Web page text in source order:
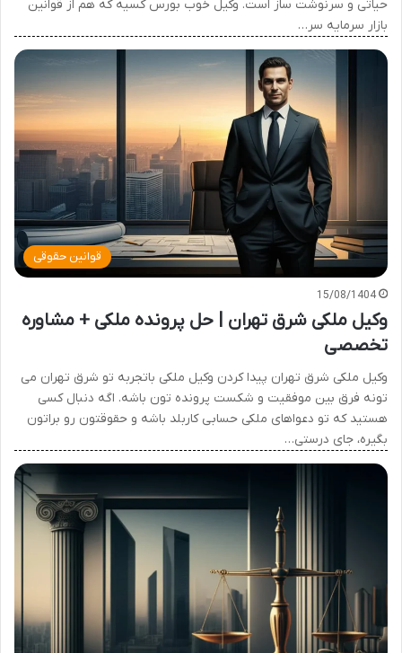
حیاتی و سرنوشت ساز است. وکیل خوب بورس کسیه که هم از قوانین
بازار سرمایه سر…
قوانین حقوقی
15/08/1404
وکیل ملکی شرق تهران | حل پرونده ملکی + مشاوره
تخصصی
وکیل ملکی شرق تهران پیدا کردن وکیل ملکی باتجربه تو شرق تهران می
تونه فرق بین موفقیت و شکست پرونده تون باشه. اگه دنبال کسی
هستید که تو دعواهای ملکی حسابی کاربلد باشه و حقوقتون رو براتون
بگیره، جای درستی…